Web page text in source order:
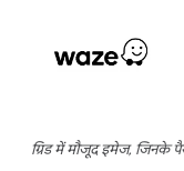
ग्रिड में मौजूद इमेज, जिनके